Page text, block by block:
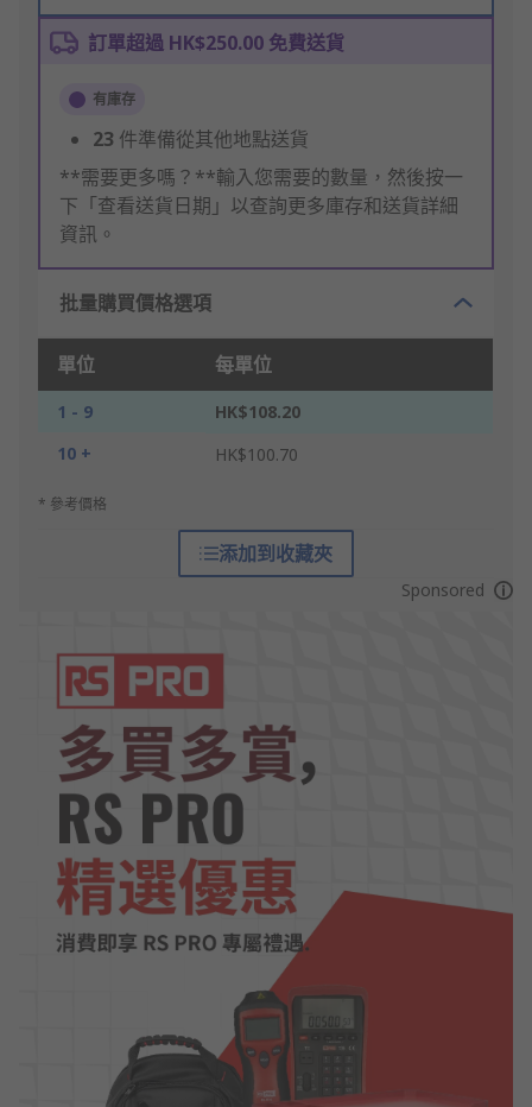
訂單超過 HK$250.00 免費送貨
有庫存
23 件準備從其他地點送貨
**需要更多嗎？**輸入您需要的數量，然後按一
下「查看送貨日期」以查詢更多庫存和送貨詳細
資訊。
批量購買價格選項
單位 每單位
1 - 9
HK$108.20
10 +
HK$100.70
* 參考價格
添加到收藏夾
Sponsored